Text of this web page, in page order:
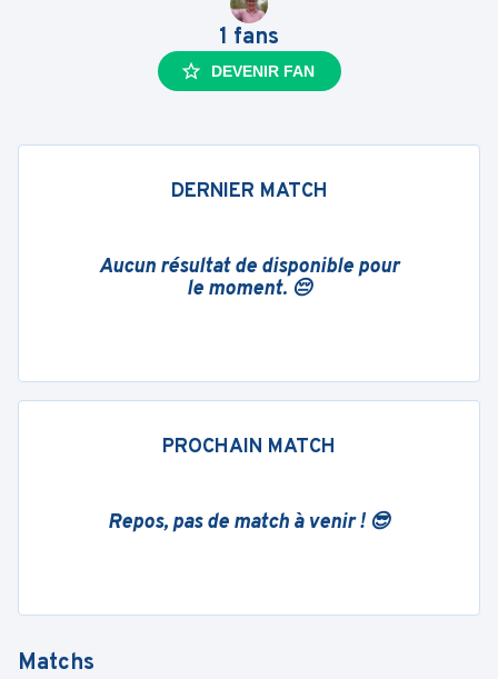
1 fans
DEVENIR FAN
DERNIER MATCH
Aucun résultat de disponible pour
le moment. 😔
PROCHAIN MATCH
Repos, pas de match à venir ! 😎
Matchs